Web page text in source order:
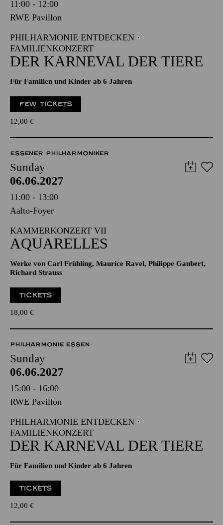
11:00 - 12:00
RWE Pavillon
PHILHARMONIE ENTDECKEN ·
FAMILIENKONZERT
DER KARNEVAL DER TIERE
Für Familien und Kinder ab 6 Jahren
FEW TICKETS
12,00 €
ESSENER PHILHARMONIKER
Sunday
06.06.2027
11:00 - 13:00
Aalto-Foyer
KAMMERKONZERT VII
AQUARELLES
Werke von Carl Frühling, Maurice Ravel, Philippe Gaubert,
Richard Strauss
TICKETS
18,00 €
PHILHARMONIE ESSEN
Sunday
06.06.2027
15:00 - 16:00
RWE Pavillon
PHILHARMONIE ENTDECKEN ·
FAMILIENKONZERT
DER KARNEVAL DER TIERE
Für Familien und Kinder ab 6 Jahren
TICKETS
12,00 €